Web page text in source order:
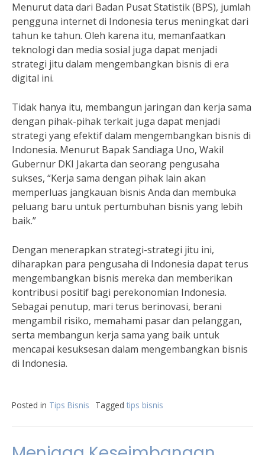
Menurut data dari Badan Pusat Statistik (BPS), jumlah
pengguna internet di Indonesia terus meningkat dari
tahun ke tahun. Oleh karena itu, memanfaatkan
teknologi dan media sosial juga dapat menjadi
strategi jitu dalam mengembangkan bisnis di era
digital ini.
Tidak hanya itu, membangun jaringan dan kerja sama
dengan pihak-pihak terkait juga dapat menjadi
strategi yang efektif dalam mengembangkan bisnis di
Indonesia. Menurut Bapak Sandiaga Uno, Wakil
Gubernur DKI Jakarta dan seorang pengusaha
sukses, “Kerja sama dengan pihak lain akan
memperluas jangkauan bisnis Anda dan membuka
peluang baru untuk pertumbuhan bisnis yang lebih
baik.”
Dengan menerapkan strategi-strategi jitu ini,
diharapkan para pengusaha di Indonesia dapat terus
mengembangkan bisnis mereka dan memberikan
kontribusi positif bagi perekonomian Indonesia.
Sebagai penutup, mari terus berinovasi, berani
mengambil risiko, memahami pasar dan pelanggan,
serta membangun kerja sama yang baik untuk
mencapai kesuksesan dalam mengembangkan bisnis
di Indonesia.
Posted in Tips Bisnis Tagged tips bisnis